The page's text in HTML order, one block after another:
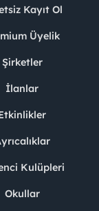
Kayıt Ol
Üyelik
Şirketler
İlanlar
Kulüpleri
Okullar